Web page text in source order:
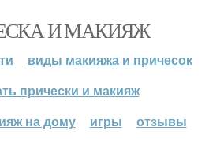
И МАКИЯЖ
виды макияжа и причесок
прически и макияж
на дому
игры отзывы